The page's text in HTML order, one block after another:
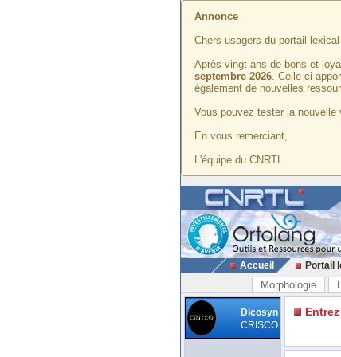
Annonce
Chers usagers du portail
Après vingt ans de bons et
septembre 2026. Celle-ci
également de nouvelles
Vous pouvez tester la nouvelle
En vous remerciant,
L'équipe du CNRTL
Accueil Portail
Morphologie
Dicosyn
CRISCO